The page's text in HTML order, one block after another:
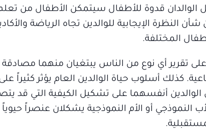
قدوة للأطفال سيتمكن الأطفال من
الإيجابية للوالدين تجاه الرياضة
المختلفة.
تقرير أي نوع من الناس يبتغيان منهما
كذلك أسلوب حياة الوالدين العام يؤثر كثيراً
أنفسهما على تشكيل الكيفية التي قد
النموذجي أو الأم النموذجية يشكلان عنصراً